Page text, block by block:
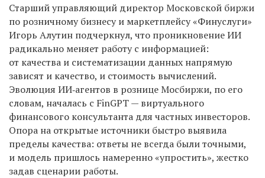
Старший управляющий директор Московской биржи
по розничному бизнесу и маркетплейсу «Финуслуги»
Игорь Алутин подчеркнул, что проникновение ИИ
радикально меняет работу с информацией:
от качества и систематизации данных напрямую
зависят и качество, и стоимость вычислений.
Эволюция ИИ‑агентов в рознице Мосбиржи, по его
словам, началась с FinGPT — виртуального
финансового консультанта для частных инвесторов.
Опора на открытые источники быстро выявила
пределы качества: ответы не всегда были точными,
и модель пришлось намеренно «упростить», жестко
задав сценарии работы.